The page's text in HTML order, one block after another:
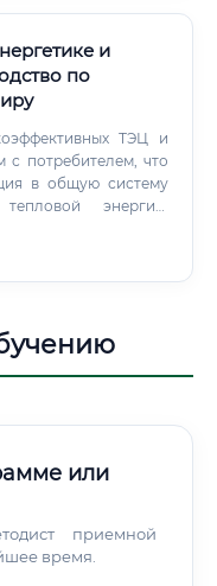
и
по
ТЭЦ и
с потребителем, что
в общую систему
энергии.
или
приемной
время.